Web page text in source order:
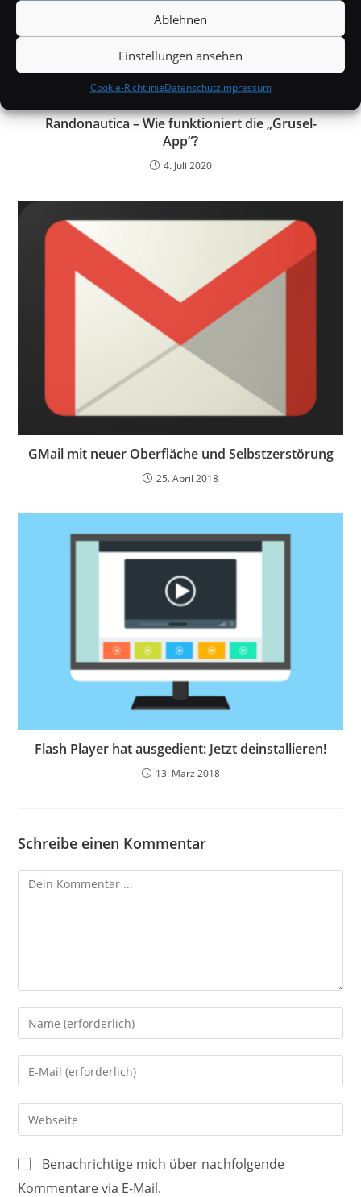
Ablehnen
Einstellungen ansehen
Cookie-RichtlinieDatenschutzImpressum
Randonautica – Wie funktioniert die „Grusel-
App“?
4. Juli 2020
GMail mit neuer Oberfläche und Selbstzerstörung
25. April 2018
Flash Player hat ausgedient: Jetzt deinstallieren!
13. März 2018
Schreibe einen Kommentar
Kommentieren
Gib
deinen
Namen
oder
Benutzernamen
zum
ein
Gib
deine
E-
Mail-
zum
Kommentieren
Gib
deine
Website-
URL
Benachrichtige mich über nachfolgende
Kommentare via E-Mail.